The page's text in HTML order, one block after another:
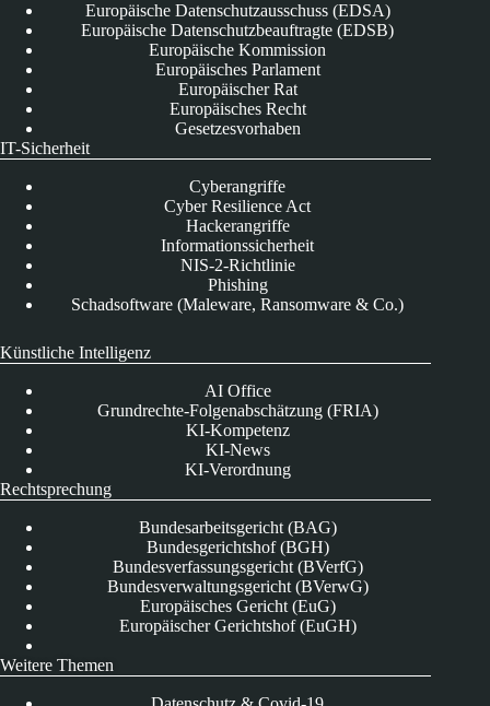
Europäische Datenschutzausschuss (EDSA)
Europäische Datenschutzbeauftragte (EDSB)
Europäische Kommission
Europäisches Parlament
Europäischer Rat
Europäisches Recht
Gesetzesvorhaben
IT-Sicherheit
Cyberangriffe
Cyber Resilience Act
Hackerangriffe
Informationssicherheit
NIS-2-Richtlinie
Phishing
Schadsoftware (Maleware, Ransomware & Co.)
Künstliche Intelligenz
AI Office
Grundrechte-Folgenabschätzung (FRIA)
KI-Kompetenz
KI-News
KI-Verordnung
Rechtsprechung
Bundesarbeitsgericht (BAG)
Bundesgerichtshof (BGH)
Bundesverfassungsgericht (BVerfG)
Bundesverwaltungsgericht (BVerwG)
Europäisches Gericht (EuG)
Europäischer Gerichtshof (EuGH)
Weitere Themen